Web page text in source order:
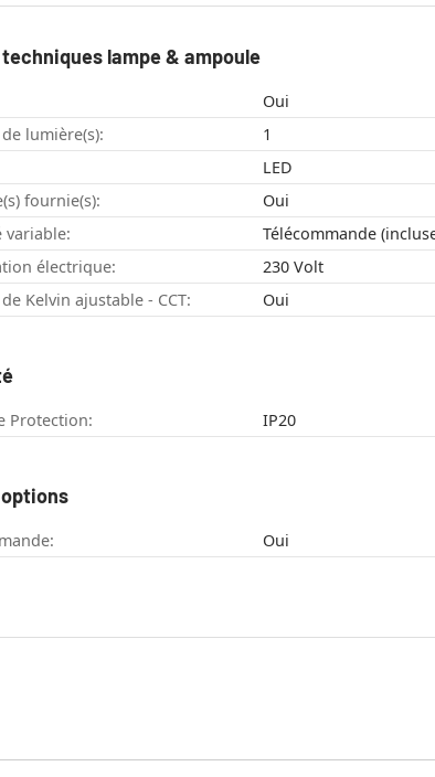
lampe & ampoule
Oui
lumière(s):
1
LED
fournie(s):
Oui
variable:
Télécommande
électrique:
230 Volt
Kelvin ajustable - CCT:
Oui
Protection: IP20
Oui